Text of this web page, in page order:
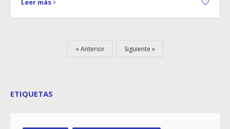
Leer más
Anterior Siguiente
ETIQUETAS